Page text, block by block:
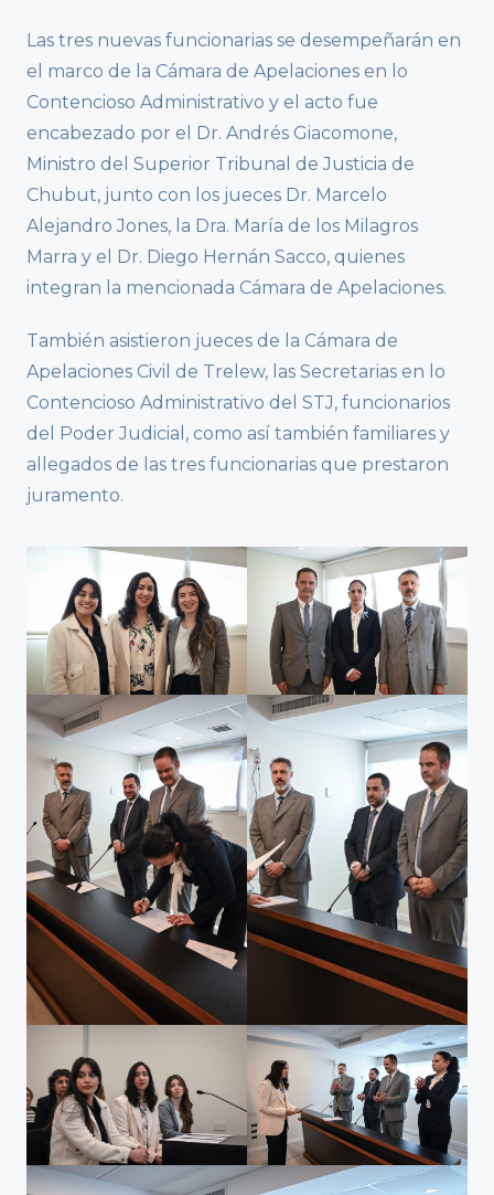
Las tres nuevas funcionarias se desempeñarán en
el marco de la Cámara de Apelaciones en lo
Contencioso Administrativo y el acto fue
encabezado por el Dr. Andrés Giacomone,
Ministro del Superior Tribunal de Justicia de
Chubut, junto con los jueces Dr. Marcelo
Alejandro Jones, la Dra. María de los Milagros
Marra y el Dr. Diego Hernán Sacco, quienes
integran la mencionada Cámara de Apelaciones.
También asistieron jueces de la Cámara de
Apelaciones Civil de Trelew, las Secretarias en lo
Contencioso Administrativo del STJ, funcionarios
del Poder Judicial, como así también familiares y
allegados de las tres funcionarias que prestaron
juramento.